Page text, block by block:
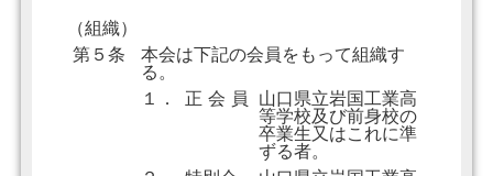
（組織）
第５条
本会は下記の会員をもって組織す
る。
１．
正 会 員 山口県立岩国工業高
等学校及び前身校の
卒業生又はこれに準
ずる者。